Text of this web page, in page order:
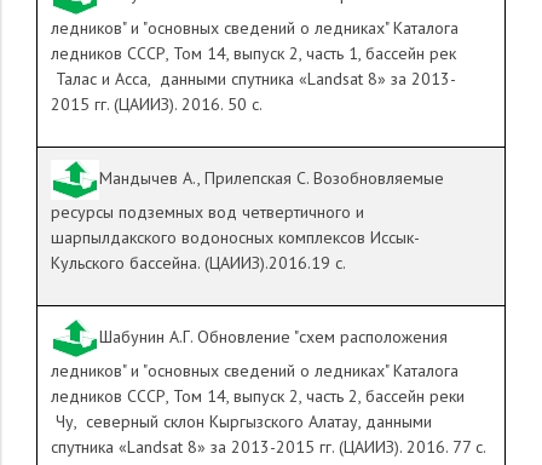
ледников" и "основных сведений о ледниках" Каталога
ледников СССР, Том 14, выпуск 2, часть 1, бассейн рек
Талас и Асса, данными спутника «Landsat8» за 2013-
2015 гг. (ЦАИИЗ). 2016. 50 с.
Мандычев А., Прилепская С. Возобновляемые
ресурсы подземных вод четвертичного и
шарпылдакского водоносных комплексов Иссык-
Кульского бассейна. (ЦАИИЗ).2016.19 с.
Шабунин А.Г. Обновление "схем расположения
ледников" и "основных сведений о ледниках" Каталога
ледников СССР, Том 14, выпуск 2, часть 2, бассейн реки
Чу, северный склон Кыргызского Алатау, данными
спутника «Landsat8» за 2013-2015 гг. (ЦАИИЗ). 2016. 77 с.